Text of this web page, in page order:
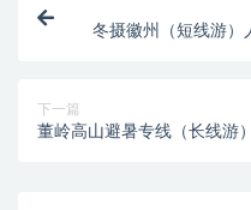
冬摄徽州（短线游）
下一篇
董岭高山避暑专线（长线游）